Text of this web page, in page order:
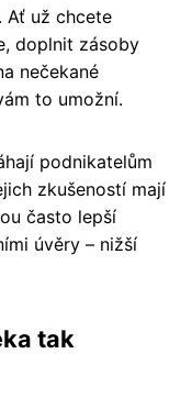
Ať už chcete
doplnit zásoby
nečekané
to umožní.
podnikatelům
zkušeností mají
často lepší
úvěry – nižší
tak